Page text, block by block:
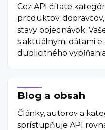
Cez API čítate
produktov,
stavy objednávok.
s aktuálnymi dátami
duplicitného
Blog a obsah
Články, autorov a
sprístupňuje API